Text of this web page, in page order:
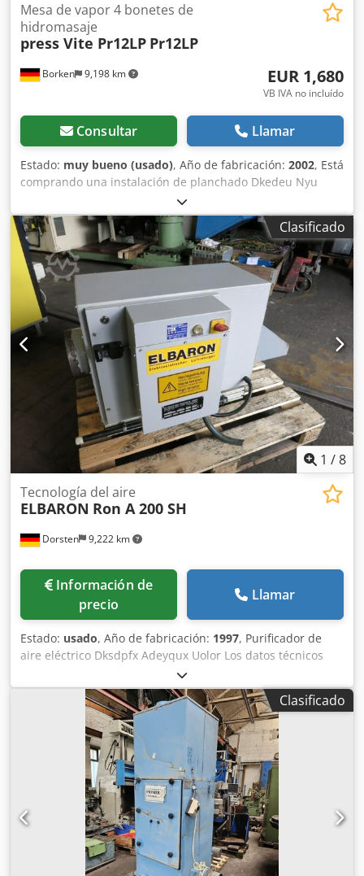
Borken 9,198 km
Mesa de vapor 4 bonetes de
hidromasaje
press Vite Pr12LP Pr12LP
EUR 1,680
VB IVA no incluído
Consultar Llamar
Estado: muy bueno (usado), Año de fabricación: 2002, Está
comprando una instalación de planchado Dkedeu Nyu
Sepfx Adler Mesa de planchado/prensado a vapor Vite, con
4 campanas Whirlpool ajustables en altura y 2
generadores de vapor Ancho de trabajo aprox. 340 cm,
9000W Año 2002 223-380V Pr12LP Control GE VAT20
U20NOK7S ¡Encuentre más artículos en nuestra tienda!
Clasificado
1 /8
Dorsten 9,222 km
Tecnología del aire
ELBARON Ron A 200 SH
Información de
precio
Llamar
Estado: usado, Año de fabricación: 1997, Purificador de
aire eléctrico Dksdpfx Adeyqux Uolor Los datos técnicos
provienen del fabricante o del operador y, por lo tanto, no
son vinculantes para nosotros. Nos reservamos el derecho
de venta previa; solo se aplican nuestras condiciones
generales de negocio y venta. Sobre nosotros más de 400
máquinas propias en stock más de 15.000 m² de superficie
de almacén, capacidad de grúa de 70 t más de 10.000
artículos de accesorios para su taller Si desea vender
máquinas, líneas de producción o su empresa,
contáctenos. Encontrará más ofertas en nuestra página
web. Las visitas son posibles previa cita. Esperamos su
visita. Su equipo de Markus Hirsch
Clasificado